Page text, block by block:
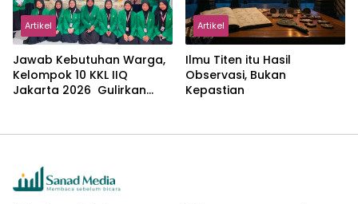
Artikel
Jawab Kebutuhan Warga,
Kelompok 10 KKL IIQ
Jakarta 2026 Gulirkan
Artikel
Ilmu Titen itu Hasil
Observasi, Bukan
Kepastian